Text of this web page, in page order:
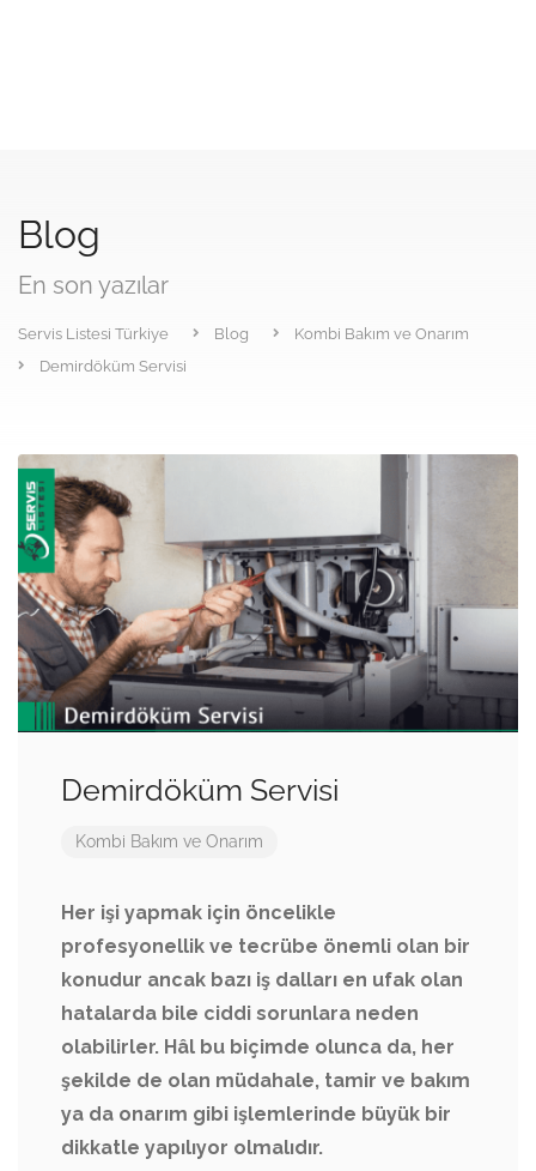
Blog
En son yazılar
Servis Listesi Türkiye Blog
Kombi Bakım ve Onarım
Demirdöküm Servisi
Demirdöküm Servisi
Kombi Bakım ve Onarım
Her işi yapmak için öncelikle
profesyonellik ve tecrübe önemli olan bir
konudur ancak bazı iş dalları en ufak olan
hatalarda bile ciddi sorunlara neden
olabilirler. Hâl bu biçimde olunca da, her
şekilde de olan müdahale, tamir ve bakım
ya da onarım gibi işlemlerinde büyük bir
dikkatle yapılıyor olmalıdır.